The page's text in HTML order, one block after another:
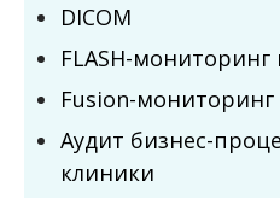
DICOM
FLASH-
Fusion-мониторинг
Аудит бизнес-
клиники